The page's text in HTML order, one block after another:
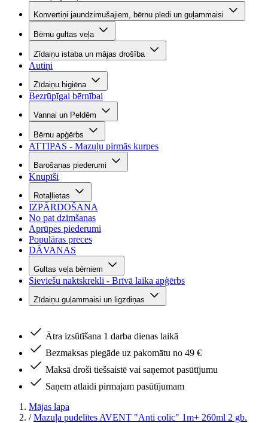
Konvertiņi jaundzimušajiem, bērnu pledi un guļammaisi
Bērnu gultas veļa
Zīdaiņu istaba un mājas drošība
Autiņi
Zīdaiņu higiēna
Bezrūpīgai bērnībai
Vannai un Peldēm
Bērnu apģērbs
ATTIPAS - Mazuļu pirmās kurpes
Barošanas piederumi
Knupīši
Rotaļlietas
IZPĀRDOŠANA
No pat dzimšanas
Aprūpes piederumi
Populāras preces
DĀVANAS
Gultas veļa bērniem
Sieviešu naktskrekli - Brīvā laika apģērbs
Zīdaiņu guļammaisi un ligzdiņas
Ātra izsūtīšana 1 darba dienas laikā
Bezmaksas piegāde uz pakomātu no 49 €
Maksā droši tiešsaistē vai saņemot pasūtījumu
Saņem atlaidi pirmajam pasūtījumam
Mājas lapa
/ Mazuļa pudelītes AVENT "Anti colic" 1m+ 260ml 2 gb.